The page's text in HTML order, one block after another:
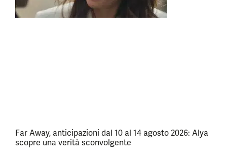
Far Away, anticipazioni dal 10 al 14 agosto 2026: Alya
scopre una verità sconvolgente